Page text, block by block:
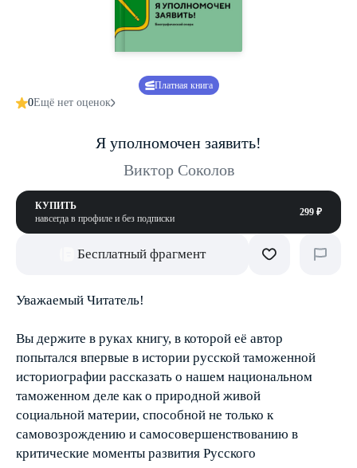
Платная книга
0Ещё нет оценок
Я уполномочен заявить!
Виктор Соколов
КУПИТЬ
навсегда в профиле и без подписки
299 ₽
Бесплатный фрагмент
Уважаемый Читатель!
Вы держите в руках книгу, в которой её автор
попытался впервые в истории русской таможенной
историографии рассказать о нашем национальном
таможенном деле как о природной живой
социальной материи, способной не только к
самовозрождению и самосовершенствованию в
критические моменты развития Русского